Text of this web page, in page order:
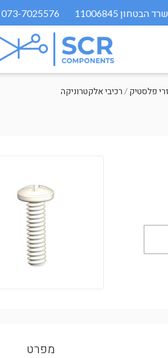
073-7025576
רכיבי אלקטרוניקה /
מפרט